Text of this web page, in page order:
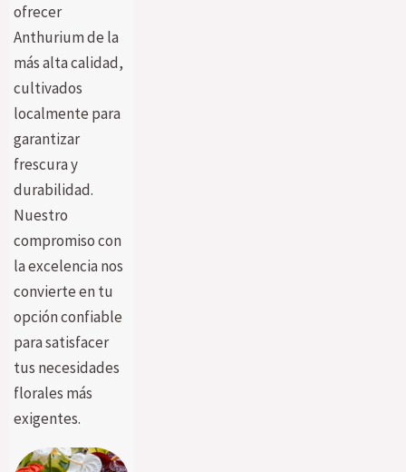
ofrecer
Anthurium de la
más alta calidad,
cultivados
localmente para
garantizar
frescura y
durabilidad.
Nuestro
compromiso con
la excelencia nos
convierte en tu
opción confiable
para satisfacer
tus necesidades
florales más
exigentes.